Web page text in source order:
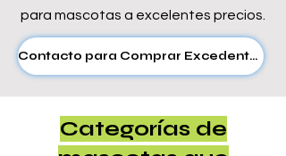
para mascotas a excelentes precios.
Contacto para Comprar Excedentes
Categorías de